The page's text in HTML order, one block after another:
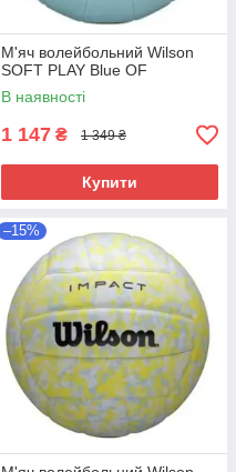
М'яч волейбольний Wilson
SOFT PLAY Blue OF
В наявності
1 147 ₴ 1 349 ₴
Купити
–15%